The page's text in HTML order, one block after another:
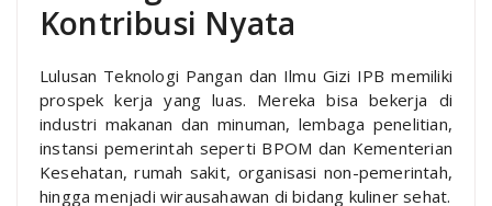
Kontribusi Nyata
Lulusan Teknologi Pangan dan Ilmu Gizi IPB memiliki
prospek kerja yang luas. Mereka bisa bekerja di
industri makanan dan minuman, lembaga penelitian,
instansi pemerintah seperti BPOM dan Kementerian
Kesehatan, rumah sakit, organisasi non-pemerintah,
hingga menjadi wirausahawan di bidang kuliner sehat.